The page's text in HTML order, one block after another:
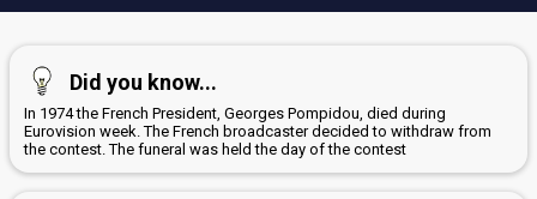
Did you know...
In 1974 the French President, Georges Pompidou, died during
Eurovision week. The French broadcaster decided to withdraw from
the contest. The funeral was held the day of the contest